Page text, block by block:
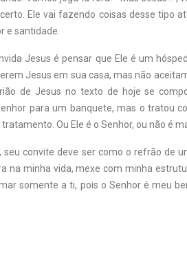
Ele vai fazendo coisas desse tipo
e santidade.
Jesus é pensar que Ele é um
Jesus em sua casa, mas não
de Jesus no texto de hoje se
para um banquete, mas o tratou
Ou Ele é o Senhor, ou não é
convite deve ser como o refrão de
na minha vida, mexe com minha
somente a ti, pois o Senhor é meu